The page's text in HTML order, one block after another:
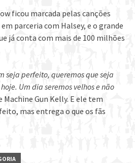
ficou marcada pelas canções
em parceria com Halsey, e o grande
já conta com mais de 100 milhões
seja perfeito, queremos que seja
Um dia seremos velhos e não
Machine Gun Kelly. E ele tem
mas entrega o que os fãs